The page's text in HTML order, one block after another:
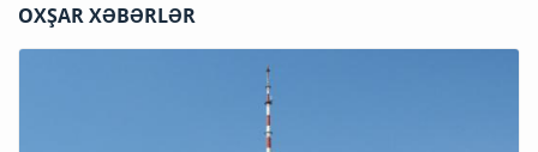
OXŞAR XƏBƏRLƏR